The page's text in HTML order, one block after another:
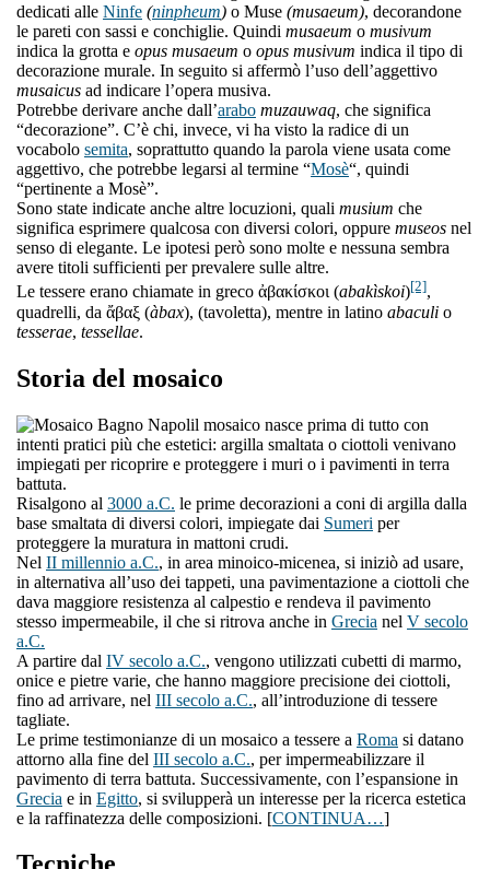
dedicati alle Ninfe (ninpheum) o Muse (musaeum), decorandone
le pareti con sassi e conchiglie. Quindi musaeum o musivum
indica la grotta e opus musaeum o opus musivum indica il tipo di
decorazione murale. In seguito si affermò l’uso dell’aggettivo
musaicus ad indicare l’opera musiva.
Potrebbe derivare anche dall’arabo muzauwaq, che significa
“decorazione”. C’è chi, invece, vi ha visto la radice di un
vocabolo semita, soprattutto quando la parola viene usata come
aggettivo, che potrebbe legarsi al termine “Mosè“, quindi
“pertinente a Mosè”.
Sono state indicate anche altre locuzioni, quali musium che
significa esprimere qualcosa con diversi colori, oppure museos nel
senso di elegante. Le ipotesi però sono molte e nessuna sembra
avere titoli sufficienti per prevalere sulle altre.
Le tessere erano chiamate in greco ἀβακίσκοι (abakìskoi)[2],
quadrelli, da ἄβαξ (àbax), (tavoletta), mentre in latino abaculi o
tesserae, tessellae.
Storia del mosaico
l mosaico nasce prima di tutto con
intenti pratici più che estetici: argilla smaltata o ciottoli venivano
impiegati per ricoprire e proteggere i muri o i pavimenti in terra
battuta.
Risalgono al 3000 a.C. le prime decorazioni a coni di argilla dalla
base smaltata di diversi colori, impiegate dai Sumeri per
proteggere la muratura in mattoni crudi.
Nel II millennio a.C., in area minoico-micenea, si iniziò ad usare,
in alternativa all’uso dei tappeti, una pavimentazione a ciottoli che
dava maggiore resistenza al calpestio e rendeva il pavimento
stesso impermeabile, il che si ritrova anche in Grecia nel V secolo
a.C.
A partire dal IV secolo a.C., vengono utilizzati cubetti di marmo,
onice e pietre varie, che hanno maggiore precisione dei ciottoli,
fino ad arrivare, nel III secolo a.C., all’introduzione di tessere
tagliate.
Le prime testimonianze di un mosaico a tessere a Roma si datano
attorno alla fine del III secolo a.C., per impermeabilizzare il
pavimento di terra battuta. Successivamente, con l’espansione in
Grecia e in Egitto, si svilupperà un interesse per la ricerca estetica
e la raffinatezza delle composizioni. [CONTINUA…]